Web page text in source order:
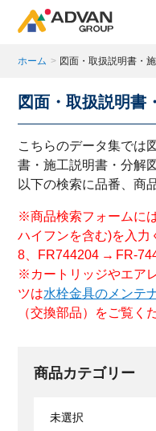
商品ページにある「お
商品がここに表示され
ホーム > 図面・取扱説明書・
図面・取扱説明書
こちらのデータ集では
書・施工説明書・分解
以下の検索に品番、商
※商品検索フォームに
ハイフンを含む)を入力
8、FR744204 → FR-
※カートリッジやエア
ツは水栓金具のメンテ
（交換部品）をご覧く
商品カテゴリー